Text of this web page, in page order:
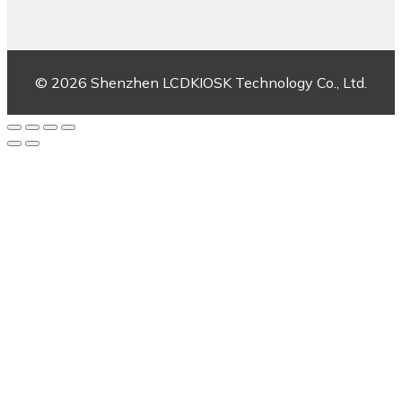
© 2026 Shenzhen LCDKIOSK Technology Co., Ltd.